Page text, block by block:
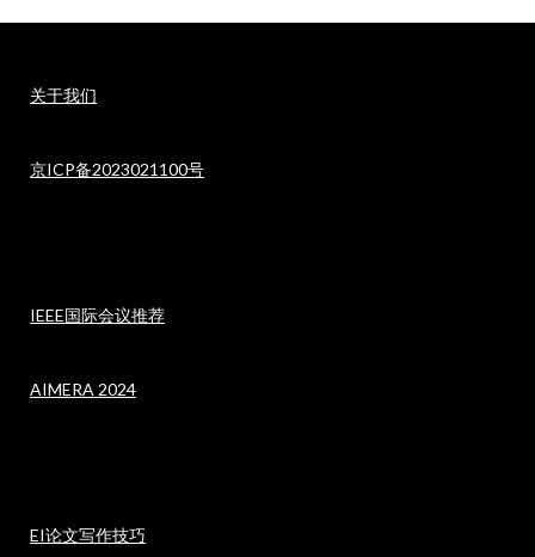
关于我们
京ICP备2023021100号
IEEE国际会议推荐
AIMERA 2024
EI论文写作技巧